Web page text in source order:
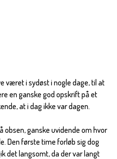
været i sydøst i nogle dage, til at
en ganske god opskrift på et
at i dag ikke var dagen.
obsen, ganske uvidende om hvor
Den første time forløb sig dog
det langsomt, da der var langt